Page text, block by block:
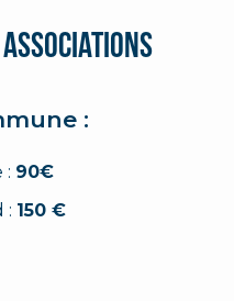
:
: 90€
: 150 €